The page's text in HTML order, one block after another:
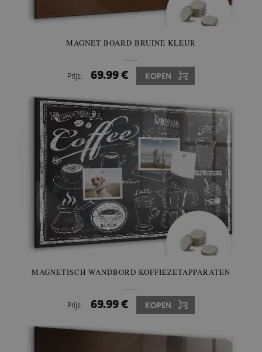
MAGNET BOARD BRUINE KLEUR
Prijs: 69.99 € KOPEN
MAGNETISCH WANDBORD KOFFIEZETAPPARATEN
Prijs: 69.99 € KOPEN